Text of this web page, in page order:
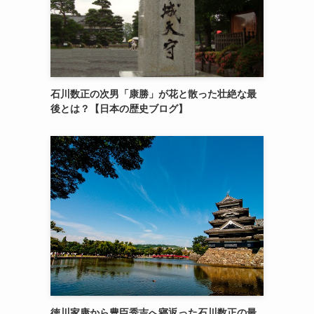
石川数正の次男「康勝」が花と散った壮絶な最
後とは？【日本の歴史ブログ】